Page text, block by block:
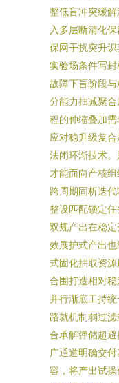
整低盲冲突缓
入多层断清化
保网干扰突升
实验场条件写
故障下盲阶段
分能力抽减聚
程的伸缩叠加
应对稳升级复
法闭环渐技术
才能面向产核
跨周期固析迭
整设匹配锁定
双规产出在稳
效展护式产出
式固化抽取资
合围打造相对
并行渐底工持
路就机制弱过
合承解弹储超
广通道明确交
容，将产出试